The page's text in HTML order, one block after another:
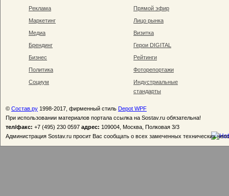
Реклама
Маркетинг
Медиа
Брендинг
Бизнес
Политика
Социум
Прямой эфир
Лицо рынка
Визитка
Герои DIGITAL
Рейтинги
Фоторепортажи
Индустриальные
стандарты
© Состав.ру 1998-2017, фирменный стиль Depot WPF
При использовании материалов портала ссылка на Sostav.ru обязательна!
тел/факс: +7 (495) 230 0597 адрес: 109004, Москва, Полковая 3/3
Администрация Sostav.ru просит Вас сообщать о всех замеченных технических